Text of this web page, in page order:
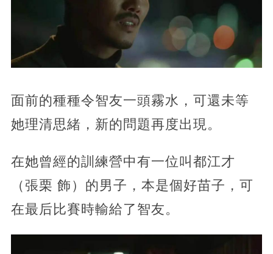
面前的種種令智友一頭霧水，可還未等
她理清思緒，新的問題再度出現。
在她曾經的訓練營中有一位叫都江才
（張栗 飾）的男子，本是個好苗子，可
在最后比賽時輸給了智友。